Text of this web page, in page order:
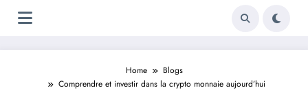
Home
Blogs
Comprendre et investir dans la crypto monnaie aujourd’hui